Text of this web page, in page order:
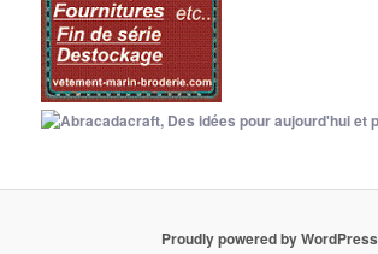
Proudly powered by WordPress